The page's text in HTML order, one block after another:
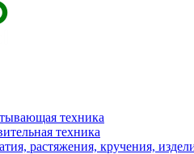
техника
техника
растяжения, кручения,